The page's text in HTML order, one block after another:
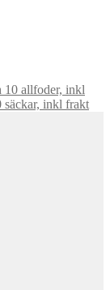
10 allfoder, inkl
inkl frakt